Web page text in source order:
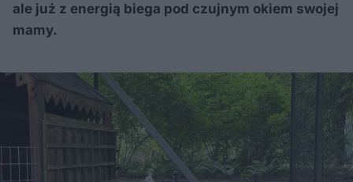
ale już z energią biega pod czujnym okiem swojej
mamy.